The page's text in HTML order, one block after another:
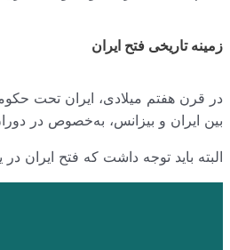
زمینه تاریخی فتح ایران
در قرن هفتم میلادی، ایران تحت
بین ایران و بیزانس، به‌خصوص در
البته باید توجه داشت که فتح ایران